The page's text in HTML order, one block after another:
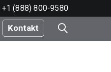
+1 (888) 800-9580
Kontakt